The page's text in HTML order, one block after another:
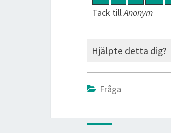
Tack tillAnonym
Hjälpte detta dig?
Fråga